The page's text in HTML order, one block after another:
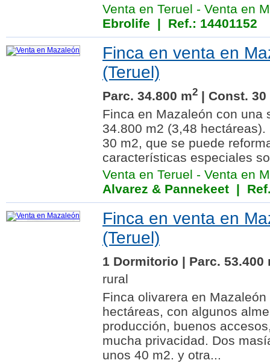
Venta en Teruel - Venta en
Ebrolife | Ref.: 14401152
Finca en venta en
(Teruel)
Parc. 34.800 m2 | Const. 30
Finca en Mazaleón con una
34.800 m2 (3,48
30 m2, que se puede
características especiales
Venta en Teruel - Venta en
Alvarez & Pannekeet |
Finca en venta en
(Teruel)
1 Dormitorio | Parc. 53.400
rural
Finca olivarera en Mazaleón
hectáreas, con algunos
producción, buenos
mucha privacidad. Dos
unos 40 m2. y otra...